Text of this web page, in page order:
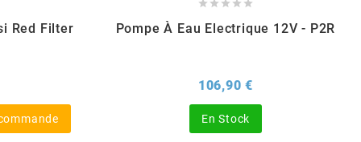
Red Filter
    
Pompe À Eau Electrique 12V - P2R
106,90 €
En Stock